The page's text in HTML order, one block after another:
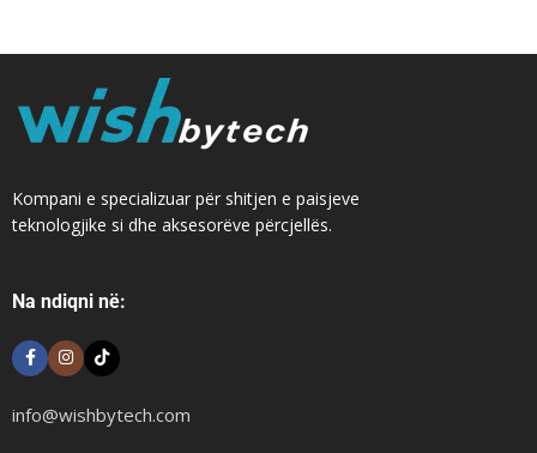
Kompani e specializuar për shitjen e paisjeve
teknologjike si dhe aksesorëve përcjellës.
Na ndiqni në:
info@wishbytech.com